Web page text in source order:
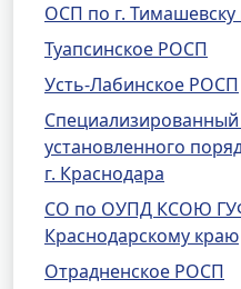
ОСП по г.
Туапсинское РОСП
Усть-Лабинское РОСП
установленного
г. Краснодара
СО по ОУПД КСОЮ
Краснодарскому краю
Отрадненское РОСП